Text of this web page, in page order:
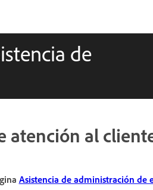
de
al
Asistencia de administración de